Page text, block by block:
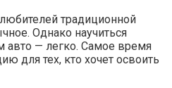
традиционной
Однако научиться
авто — легко. Самое время
для тех, кто хочет освоить